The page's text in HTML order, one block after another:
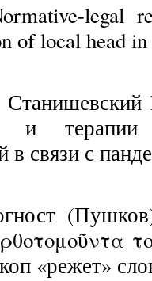
legal
of local head
и терапии
в связи с
«режет»